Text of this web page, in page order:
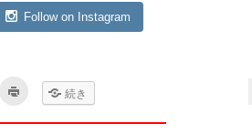
Follow on Instagram
ク
続き